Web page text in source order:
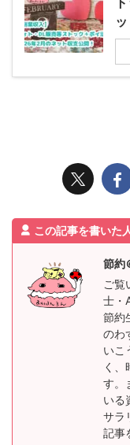
この記事を書いた
節約
ご覧
士・
節約
のわ
いこ
く、
す。
いる
サラ
記事